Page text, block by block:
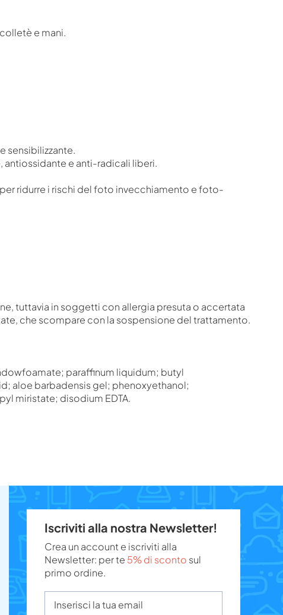
e mani.
sensibilizzante.
e anti-radicali liberi.
ridurre i rischi del foto invecchiamento e foto-
tuttavia in soggetti con allergia presuta o accertata
che scompare con la sospensione del trattamento.
paraffinum liquidum; butyl
aloe barbadensis gel; phenoxyethanol;
miristate; disodium EDTA.
Iscriviti alla nostra Newsletter!
Crea un account e iscriviti alla
Newsletter: per te 5% di sconto sul
primo ordine.